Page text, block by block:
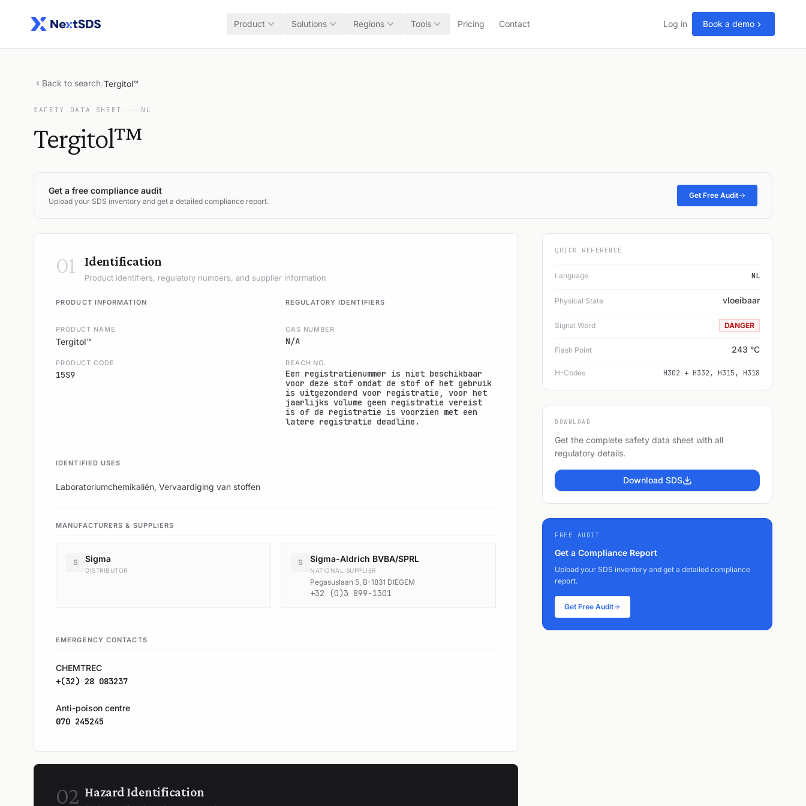
Product Solutions Regions Tools Pricing Contact Log in Book a demo
Back to search/Tergitol™
SAFETY DATA SHEET NL
Tergitol™
Get a free compliance audit
Upload your SDS inventory and get a detailed compliance report.
Get Free Audit
01 Identification
Product identifiers, regulatory numbers, and supplier information
PRODUCT INFORMATION
PRODUCT NAME
Tergitol™
PRODUCT CODE
15S9
REGULATORY IDENTIFIERS
CAS NUMBER
N/A
REACH NO.
Een registratienummer is niet beschikbaar
voor deze stof omdat de stof of het gebruik
is uitgezonderd voor registratie, voor het
jaarlijks volume geen registratie vereist
is of de registratie is voorzien met een
latere registratie deadline.
IDENTIFIED USES
Laboratoriumchemikaliën, Vervaardiging van stoffen
MANUFACTURERS & SUPPLIERS
S Sigma
DISTRIBUTOR
S Sigma-Aldrich BVBA/SPRL
NATIONAL SUPPLIER
Pegasuslaan 5, B-1831 DIEGEM
+32 (0)3 899-1301
EMERGENCY CONTACTS
CHEMTREC
+(32) 28 083237
Anti-poison centre
070 245245
02 Hazard Identification
QUICK REFERENCE
Language NL
Physical State vloeibaar
Signal Word DANGER
Flash Point 243 °C
H-Codes H302 + H332, H315, H318
DOWNLOAD
Get the complete safety data sheet with all
regulatory details.
Download SDS
FREE AUDIT
Get a Compliance Report
Upload your SDS inventory and get a detailed compliance
report.
Get Free Audit